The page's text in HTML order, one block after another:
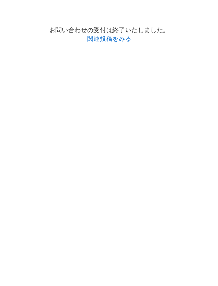
お問い合わせの受付は終了いたしました。
関連投稿をみる